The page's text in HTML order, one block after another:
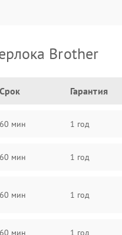
Brother
Срок Гарантия
60 мин 1 год
60 мин 1 год
60 мин 1 год
60 мин 1 год